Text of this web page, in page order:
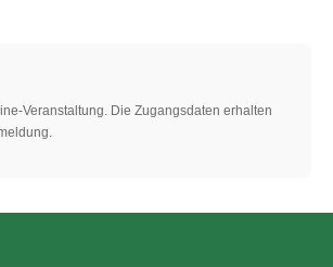
Veranstaltung. Die Zugangsdaten erhalten